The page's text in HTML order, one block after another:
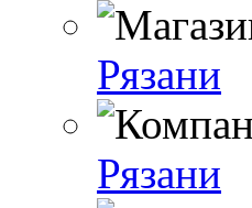
Рязани
Рязани